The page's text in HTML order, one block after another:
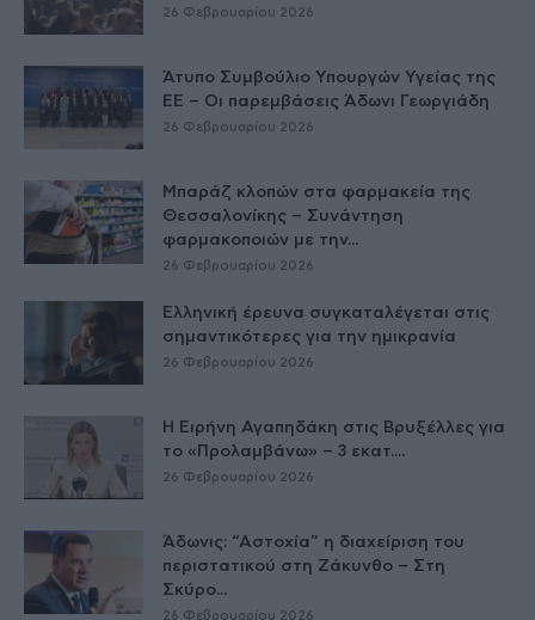
26 Φεβρουαρίου 2026
Άτυπο Συμβούλιο Υπουργών Υγείας της
ΕE – Οι παρεμβάσεις Άδωνι Γεωργιάδη
26 Φεβρουαρίου 2026
Μπαράζ κλοπών στα φαρμακεία της
Θεσσαλονίκης – Συνάντηση
φαρμακοποιών με την...
26 Φεβρουαρίου 2026
Ελληνική έρευνα συγκαταλέγεται στις
σημαντικότερες για την ημικρανία
26 Φεβρουαρίου 2026
Η Ειρήνη Αγαπηδάκη στις Βρυξέλλες για
το «Προλαμβάνω» – 3 εκατ....
26 Φεβρουαρίου 2026
Άδωνις: “Αστοχία” η διαχείριση του
περιστατικού στη Ζάκυνθο – Στη
Σκύρο...
26 Φεβρουαρίου 2026